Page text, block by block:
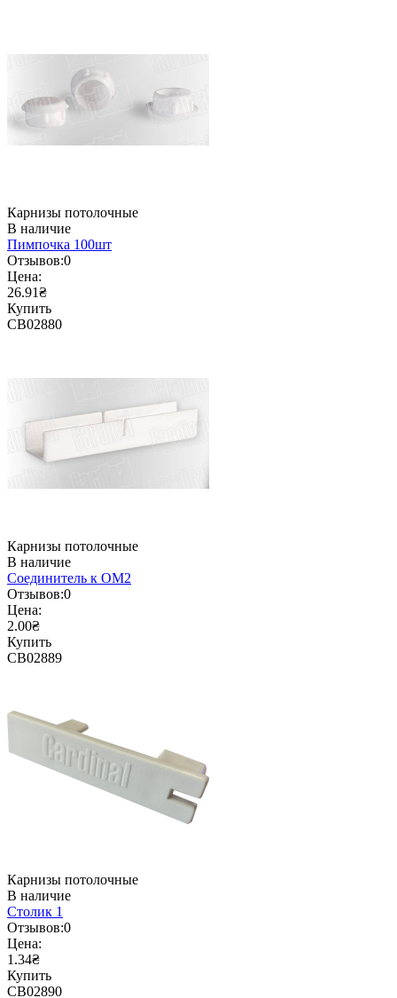
Карнизы потолочные
В наличие
Пимпочка 100шт
Отзывов:0
Цена:
26.91₴
Купить
CB02880
Карнизы потолочные
В наличие
Соединитель к ОМ2
Отзывов:0
Цена:
2.00₴
Купить
CB02889
Карнизы потолочные
В наличие
Столик 1
Отзывов:0
Цена:
1.34₴
Купить
CB02890